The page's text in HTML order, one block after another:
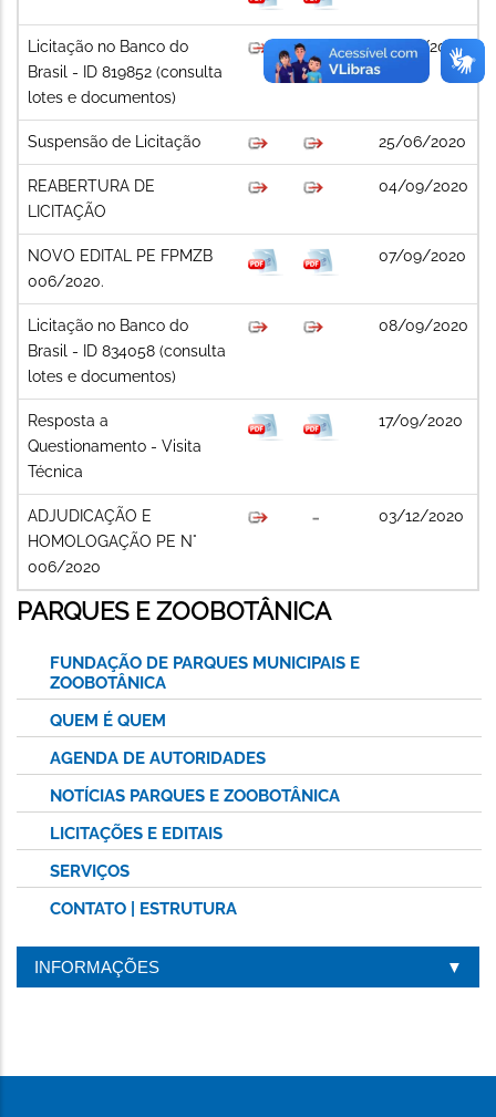
Licitação no Banco do
Brasil - ID 819852 (consulta
lotes e documentos)
15/06/2020
Suspensão de Licitação 25/06/2020
REABERTURA DE
LICITAÇÃO
04/09/2020
NOVO EDITAL PE FPMZB
006/2020.
07/09/2020
Licitação no Banco do
Brasil - ID 834058 (consulta
lotes e documentos)
08/09/2020
Resposta a
Questionamento - Visita
Técnica
17/09/2020
ADJUDICAÇÃO E
HOMOLOGAÇÃO PE N°
006/2020
03/12/2020
PARQUES E ZOOBOTÂNICA
FUNDAÇÃO DE PARQUES MUNICIPAIS E
ZOOBOTÂNICA
QUEM É QUEM
AGENDA DE AUTORIDADES
NOTÍCIAS PARQUES E ZOOBOTÂNICA
LICITAÇÕES E EDITAIS
SERVIÇOS
CONTATO | ESTRUTURA
INFORMAÇÕES